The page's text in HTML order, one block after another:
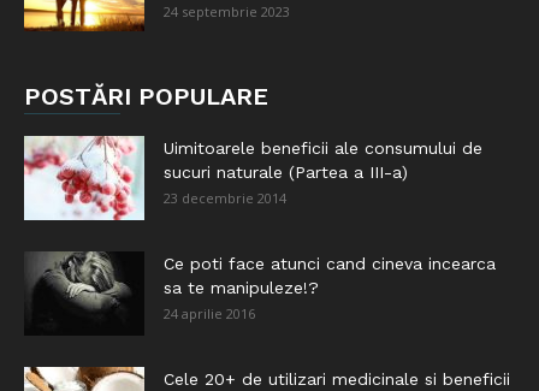
24 septembrie 2023
POSTĂRI POPULARE
Uimitoarele beneficii ale consumului de
sucuri naturale (Partea a III-a)
23 decembrie 2014
Ce poti face atunci cand cineva incearca
sa te manipuleze!?
24 aprilie 2016
Cele 20+ de utilizari medicinale si beneficii